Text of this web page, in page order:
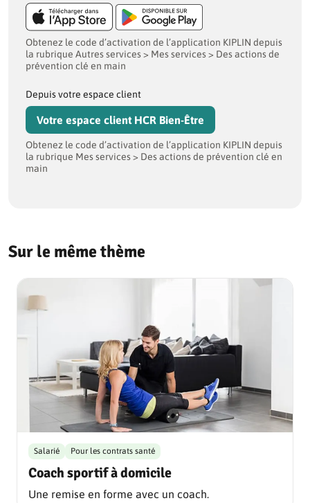
Obtenez le code d’activation de l’application KIPLIN depuis
la rubrique Autres services > Mes services > Des actions de
prévention clé en main
Depuis votre espace client
Votre espace client HCR Bien-Être
Obtenez le code d’activation de l’application KIPLIN depuis
la rubrique Mes services > Des actions de prévention clé en
main
Sur le même thème
Coach sportif à domicile
Salarié Pour les contrats santé
Une remise en forme avec un coach.